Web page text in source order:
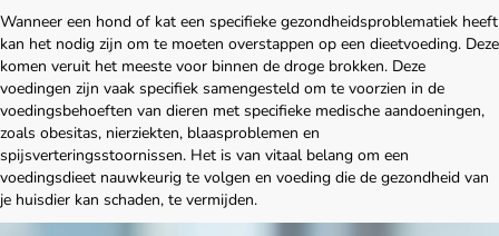
Wanneer een hond of kat een specifieke gezondheidsproblematiek heeft
kan het nodig zijn om te moeten overstappen op een dieetvoeding. Deze
komen veruit het meeste voor binnen de droge brokken. Deze
voedingen zijn vaak specifiek samengesteld om te voorzien in de
voedingsbehoeften van dieren met specifieke medische aandoeningen,
zoals obesitas, nierziekten, blaasproblemen en
spijsverteringsstoornissen. Het is van vitaal belang om een
voedingsdieet nauwkeurig te volgen en voeding die de gezondheid van
je huisdier kan schaden, te vermijden.